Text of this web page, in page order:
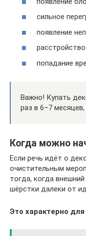
сильное
появление
попадание
Важно! Купать
раз в 6–7 месяцев,
Когда можно
Если речь идёт о
очистительным
тогда, когда
шёрстки далеки от
Это характерно